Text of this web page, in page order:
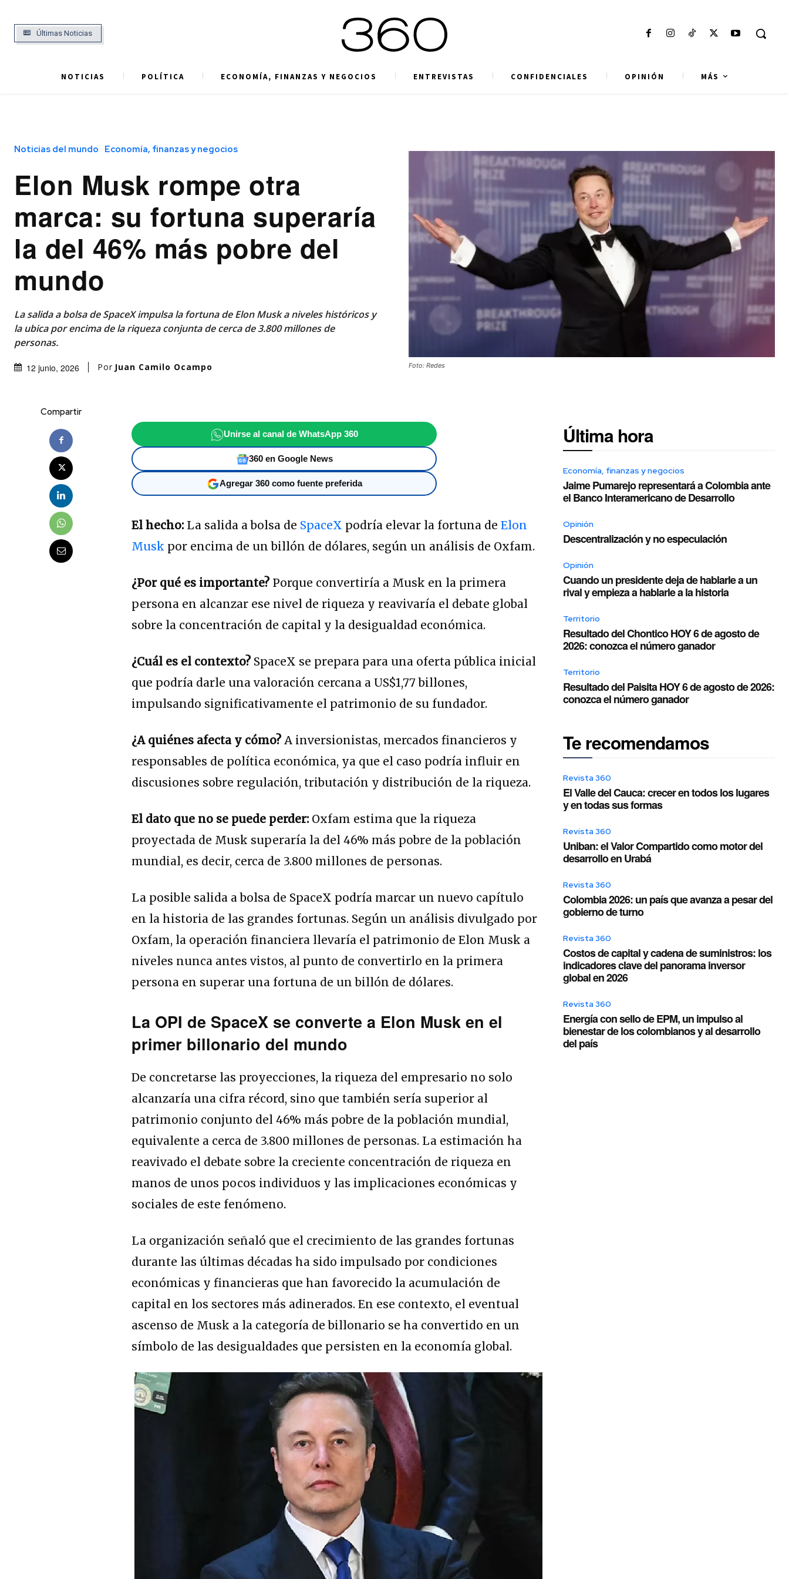
Últimas Noticias
NOTICIAS POLÍTICA ECONOMÍA, FINANZAS Y NEGOCIOS ENTREVISTAS CONFIDENCIALES OPINIÓN MÁS
Noticias del mundo Economía, finanzas y negocios
Elon Musk rompe otra
marca: su fortuna superaría
la del 46% más pobre del
mundo
La salida a bolsa de SpaceX impulsa la fortuna de Elon Musk a niveles históricos y
la ubica por encima de la riqueza conjunta de cerca de 3.800 millones de
personas.
12 junio, 2026 Por Juan Camilo Ocampo Foto: Redes
Compartir
Unirse al canal de WhatsApp 360
360 en Google News
Agregar 360 como fuente preferida
El hecho: La salida a bolsa de SpaceX podría elevar la fortuna deElon
Musk por encima de un billón de dólares, según un análisis de Oxfam.
¿Por qué es importante? Porque convertiría a Musk en la primera
persona en alcanzar ese nivel de riqueza y reavivaría el debate global
sobre la concentración de capital y la desigualdad económica.
¿Cuál es el contexto? SpaceX se prepara para una oferta pública inicial
que podría darle una valoración cercana a US$1,77 billones,
impulsando significativamente el patrimonio de su fundador.
¿A quiénes afecta y cómo? A inversionistas, mercados financieros y
responsables de política económica, ya que el caso podría influir en
discusiones sobre regulación, tributación y distribución de la riqueza.
El dato que no se puede perder: Oxfam estima que la riqueza
proyectada de Musk superaría la del 46% más pobre de la población
mundial, es decir, cerca de 3.800 millones de personas.
La posible salida a bolsa de SpaceX podría marcar un nuevo capítulo
en la historia de las grandes fortunas. Según un análisis divulgado por
Oxfam, la operación financiera llevaría el patrimonio de Elon Musk a
niveles nunca antes vistos, al punto de convertirlo en la primera
persona en superar una fortuna de un billón de dólares.
La OPI de SpaceX se converte a Elon Musk en el
primer billonario del mundo
De concretarse las proyecciones, la riqueza del empresario no solo
alcanzaría una cifra récord, sino que también sería superior al
patrimonio conjunto del 46% más pobre de la población mundial,
equivalente a cerca de 3.800 millones de personas. La estimación ha
reavivado el debate sobre la creciente concentración de riqueza en
manos de unos pocos individuos y las implicaciones económicas y
sociales de este fenómeno.
La organización señaló que el crecimiento de las grandes fortunas
durante las últimas décadas ha sido impulsado por condiciones
económicas y financieras que han favorecido la acumulación de
capital en los sectores más adinerados. En ese contexto, el eventual
ascenso de Musk a la categoría de billonario se ha convertido en un
símbolo de las desigualdades que persisten en la economía global.
Última hora
Economía, finanzas y negocios
Jaime Pumarejo representará a Colombia ante
el Banco Interamericano de Desarrollo
Opinión
Descentralización y no especulación
Opinión
Cuando un presidente deja de hablarle a un
rival y empieza a hablarle a la historia
Territorio
Resultado del Chontico HOY 6 de agosto de
2026: conozca el número ganador
Territorio
Resultado del Paisita HOY 6 de agosto de 2026:
conozca el número ganador
Te recomendamos
Revista 360
El Valle del Cauca: crecer en todos los lugares
y en todas sus formas
Revista 360
Uniban: el Valor Compartido como motor del
desarrollo en Urabá
Revista 360
Colombia 2026: un país que avanza a pesar del
gobierno de turno
Revista 360
Costos de capital y cadena de suministros: los
indicadores clave del panorama inversor
global en 2026
Revista 360
Energía con sello de EPM, un impulso al
bienestar de los colombianos y al desarrollo
del país